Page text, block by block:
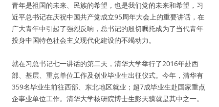
青年是祖国的未来、民族的希望，也是我们党的未来和希望，习
近平总书记在庆祝中国共产党成立95周年大会上的重要讲话，在
广大青年中引起了强烈反响，总书记的殷切嘱托成为了当代青年
投身中国特色社会主义现代化建设的不竭动力。
就在习总书记七一讲话的第二天，清华大学举行了2016年赴西
部、基层、重点单位工作及创业毕业生出征仪式。今年，清华有
359名毕业生前往西部、东北地区就业；超7成毕业生赴国家重点
企事业单位工作。清华大学核研院博士生彭天骥就是其中之一。